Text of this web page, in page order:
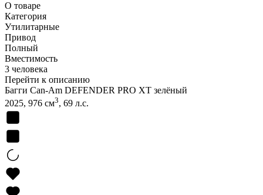
О товаре
Категория
Утилитарные
Привод
Полный
Вместимость
3 человека
Перейти к описанию
Багги Can-Am DEFENDER PRO XT зелёный
2025, 976 см3, 69 л.с.